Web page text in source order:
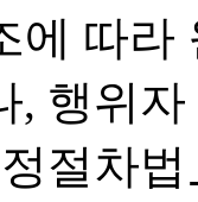
에 따
, 행위
절차